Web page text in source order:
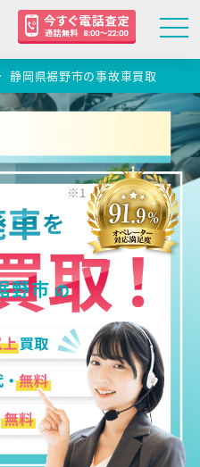
静岡県裾野市の事故車買取
野市 の